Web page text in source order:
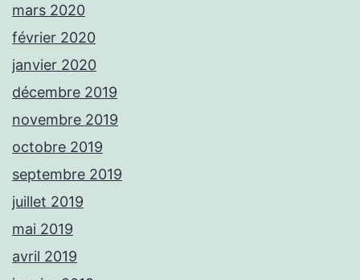
mars 2020
février 2020
janvier 2020
décembre 2019
novembre 2019
octobre 2019
septembre 2019
juillet 2019
mai 2019
avril 2019